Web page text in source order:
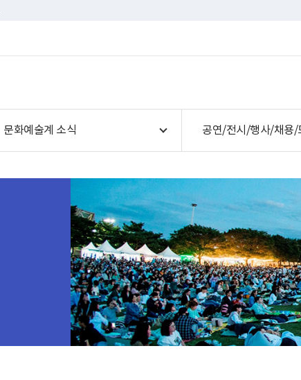
문화예술계 소식 공연/전시/행사/채용/